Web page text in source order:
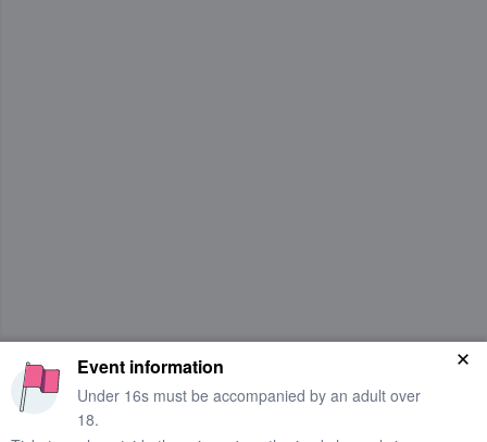
Event information
Under 16s must be accompanied by an adult over
18.